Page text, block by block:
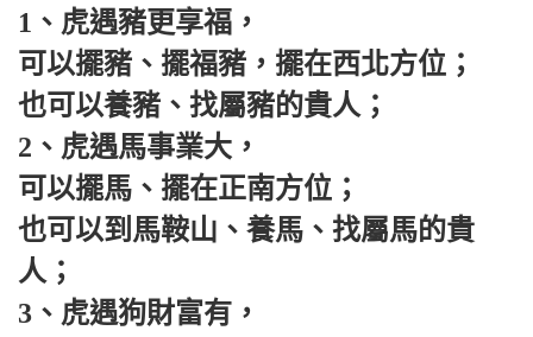
1、虎遇豬更享福，
可以擺豬、擺福豬，擺在西北方位；
也可以養豬、找屬豬的貴人；
2、虎遇馬事業大，
可以擺馬、擺在正南方位；
也可以到馬鞍山、養馬、找屬馬的貴
人；
3、虎遇狗財富有，